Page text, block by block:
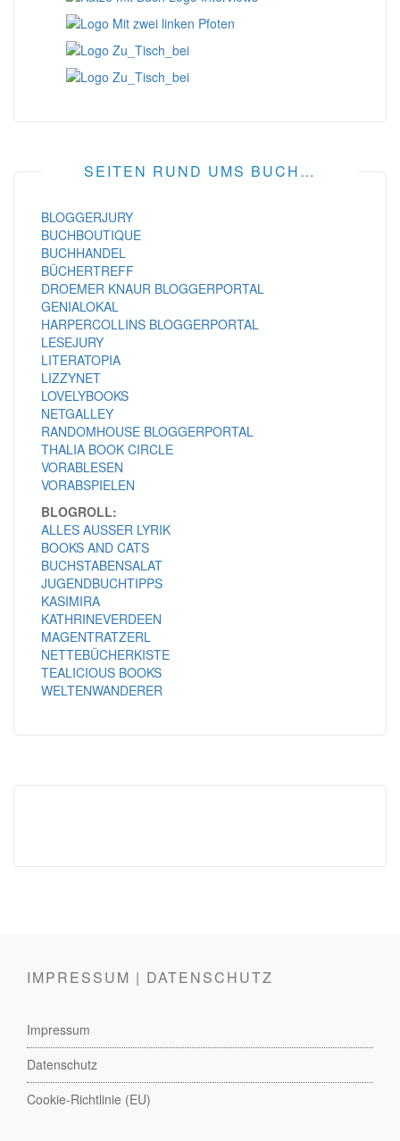
SEITEN RUND UMS BUCH…
BLOGGERJURY
BUCHBOUTIQUE
BUCHHANDEL
BÜCHERTREFF
DROEMER KNAUR BLOGGERPORTAL
GENIALOKAL
HARPERCOLLINS BLOGGERPORTAL
LESEJURY
LITERATOPIA
LIZZYNET
LOVELYBOOKS
NETGALLEY
RANDOMHOUSE BLOGGERPORTAL
THALIA BOOK CIRCLE
VORABLESEN
VORABSPIELEN
BLOGROLL:
ALLES AUSSER LYRIK
BOOKS AND CATS
BUCHSTABENSALAT
JUGENDBUCHTIPPS
KASIMIRA
KATHRINEVERDEEN
MAGENTRATZERL
NETTEBÜCHERKISTE
TEALICIOUS BOOKS
WELTENWANDERER
IMPRESSUM | DATENSCHUTZ
Impressum
Datenschutz
Cookie-Richtlinie (EU)